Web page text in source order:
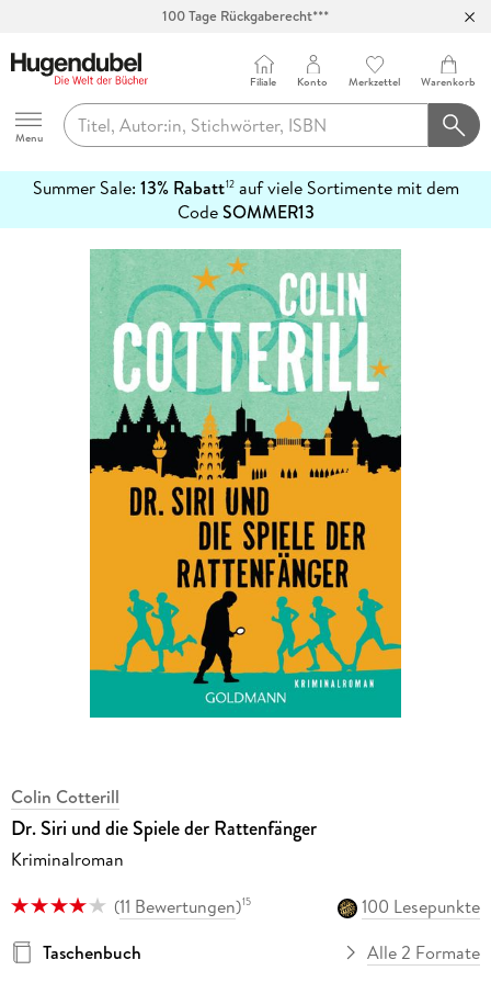
100 Tage Rückgaberecht***
Hugendubel
Menu
Filiale Konto Merkzettel Warenkorb
Summer Sale: 13% Rabatt12auf viele Sortimente mit dem
CodeSOMMER13
erfahren
Colin Cotterill
Dr. Siri und die Spiele der Rattenfänger
Kriminalroman
(11 Bewertungen)15
100 Lesepunkte
Taschenbuch
Alle 2 Formate